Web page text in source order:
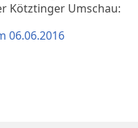
Kötztinger Umschau:
06.06.2016